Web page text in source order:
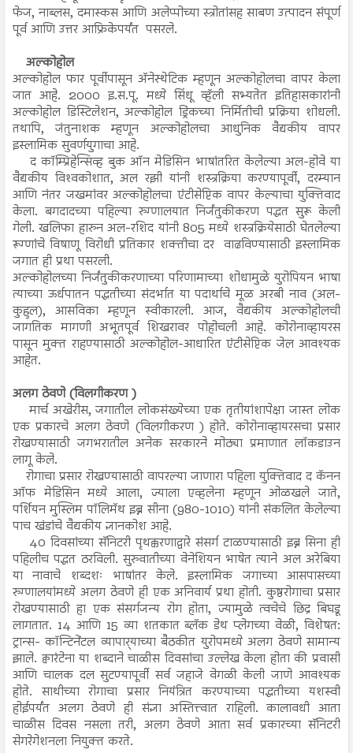
फेज, नाब्लस, दमास्कस आणि अलेप्पोच्या स्त्रोतांसह साबण उत्पादन संपूर्ण
पूर्व आणि उत्तर आफ्रिकेपर्यंत पसरले.
अल्कोहोल
अल्कोहोल फार पूर्वीपासून अ‍ॅनेस्थेटिक म्हणून अल्कोहोलचा वापर केला
जात आहे. 2000 इ.स.पू. मध्ये सिंधू व्हॅली सभ्यतेत इतिहासकारांनी
अल्कोहोल डिस्टिलेशन, अल्कोहोल ड्रिंकच्या निर्मितीची प्रक्रिया शोधली.
तथापि, जंतुनाशक म्हणून अल्कोहोलचा आधुनिक वैद्यकीय वापर
इस्लामिक सुवर्णयुगाचा आहे.
द कॉम्प्रिहेन्सिव्ह बुक ऑन मेडिसिन भाषांतरित केलेल्या अल-होवे या
वैद्यकीय विश्‍वकोशात, अल रझी यांनी शस्त्रक्रिया करण्यापूर्वी, दरम्यान
आणि नंतर जखमांवर अल्कोहोलचा एंटीसेप्टिक वापर केल्याचा युक्तिवाद
केला. बगदादच्या पहिल्या रुग्णालयात निर्जंतुकीकरण पद्धत सुरू केली
गेली. खलिफा हारुन अल-रशिद यांनी 805 मध्ये शस्त्रक्रियेसाठी घेतलेल्या
रूग्णांचे विषाणू विरोधी प्रतिकार शक्तीचा दर वाढविण्यासाठी इस्लामिक
जगात ही प्रथा पसरली.
अल्कोहोलच्या निर्जंतुकीकरणाच्या परिणामाच्या शोधामुळे युरोपियन भाषा
त्याच्या ऊर्धपातन पद्धतीच्या संदर्भात या पदार्थाचे मूळ अरबी नाव (अल-
कुहुल), आसविका म्हणून स्वीकारली. आज, वैद्यकीय अल्कोहोलची
जागतिक मागणी अभूतपूर्व शिखरावर पोहोचली आहे. कोरोनाव्हायरस
पासून मुक्त राहण्यासाठी अल्कोहोल-आधारित एंटीसेप्टिक जेल आवश्यक
आहेत.
अलग ठेवणे (विलगीकरण )
मार्च अखेरीस, जगातील लोकसंख्येच्या एक तृतीयांशापेक्षा जास्त लोक
एक प्रकारचे अलग ठेवणे (विलगीकरण ) होते. कोरोनाव्हायरसचा प्रसार
रोखण्यासाठी जगभरातील अनेक सरकारने मोठ्या प्रमाणात लॉकडाउन
लागू केले.
रोगाचा प्रसार रोखण्यासाठी वापरल्या जाणारा पहिला युक्तिवाद द कॅनन
ऑफ मेडिसिन मध्ये आला, ज्याला एव्हलेना म्हणून ओळखले जाते,
पर्शियन मुस्लिम पॉलिमॅथ इब्न सीना (980-1010) यांनी संकलित केलेल्या
पाच खंडांचे वैद्यकीय ज्ञानकोश आहे.
40 दिवसांच्या सॅनिटरी पृथक्करणाद्वारे संसर्ग टाळण्यासाठी इब्न सिना ही
पहिलीच पद्धत ठरविली. सुरुवातीच्या वेनेशियन भाषेत त्याने अल अरेबिया
या नावाचे शब्दशः भाषांतर केले. इस्लामिक जगाच्या आसपासच्या
रुग्णालयांमध्ये अलग ठेवणे ही एक अनिवार्य प्रथा होती. कुष्ठरोगाचा प्रसार
रोखण्यासाठी हा एक संसर्गजन्य रोग होता, ज्यामुळे त्वचेचे छिद्र बिघडू
लागतात. 14 आणि 15 व्या शतकात ब्लॅक डेथ प्लेगच्या वेळी, विशेषत:
ट्रान्स- कॉन्टिनेंटल व्यापार्‍याच्या बैठकीत युरोपमध्ये अलग ठेवणे सामान्य
झाले. क्वारंटेना या शब्दाने चाळीस दिवसांचा उल्लेख केला होता की प्रवासी
आणि चालक दल सुटण्यापूर्वी सर्व जहाजे वेगळी केली जाणे आवश्यक
होते. साथीच्या रोगाचा प्रसार नियंत्रित करण्याच्या पद्धतीच्या यशस्वी
होईपर्यंत अलग ठेवणे ही संज्ञा अस्तित्त्वात राहिली. कालावधी आता
चाळीस दिवस नसला तरी, अलग ठेवणे आता सर्व प्रकारच्या सॅनिटरी
सेगरेगेशनला नियुक्त करते.